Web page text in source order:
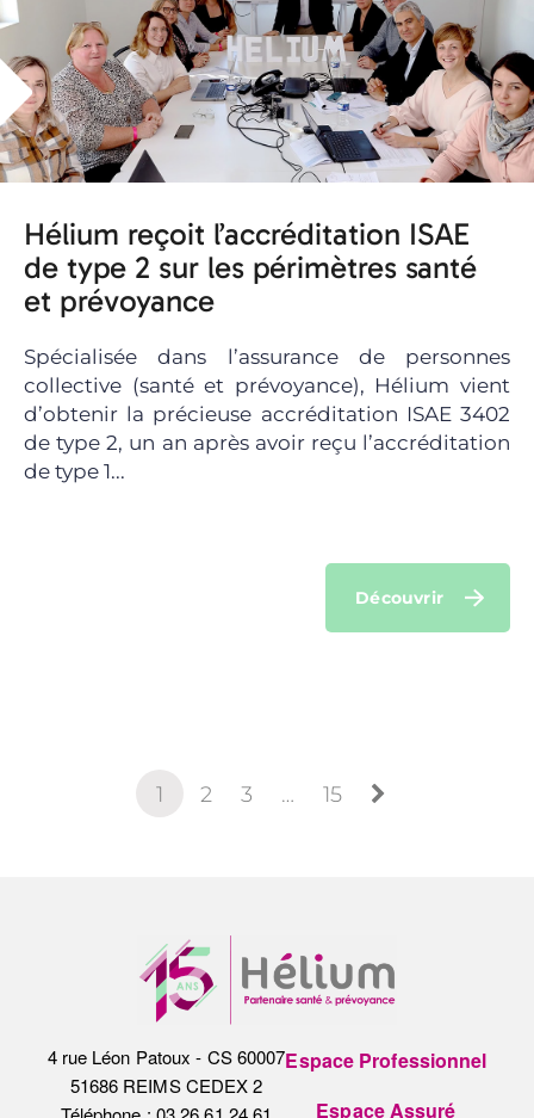
Hélium reçoit l’accréditation ISAE
de type 2 sur les périmètres santé
et prévoyance
Spécialisée dans l’assurance de personnes
collective (santé et prévoyance), Hélium vient
d’obtenir la précieuse accréditation ISAE 3402
de type 2, un an après avoir reçu l’accréditation
de type 1...
Découvrir
1 2 3 … 15
4 rue Léon Patoux - CS 60007
51686 REIMS CEDEX 2
Espace Professionnel
Espace Assuré